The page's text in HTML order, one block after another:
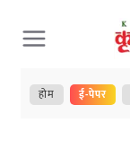
Skip
to
content
होम ई-पेपर